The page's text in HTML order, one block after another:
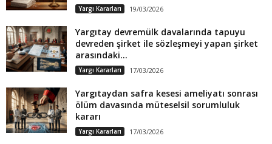
Yargı Kararları 19/03/2026
Yargıtay devremülk davalarında tapuyu
devreden şirket ile sözleşmeyi yapan şirket
arasındaki...
Yargı Kararları 17/03/2026
Yargıtaydan safra kesesi ameliyatı sonrası
ölüm davasında müteselsil sorumluluk
kararı
Yargı Kararları 17/03/2026